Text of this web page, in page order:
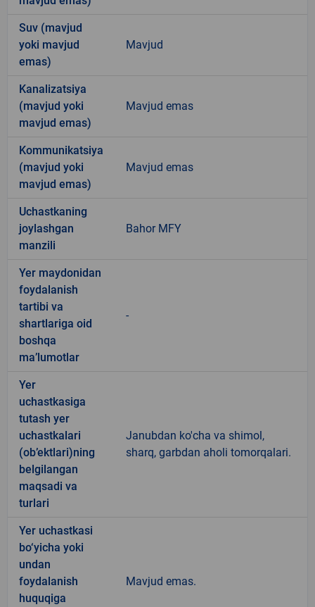
Suv (mavjud
yoki mavjud
emas)
Mavjud
Kanalizatsiya
(mavjud yoki
mavjud emas)
Mavjud emas
Kommunikatsiya
(mavjud yoki
mavjud emas)
Mavjud emas
Uchastkaning
joylashgan
manzili
Bahor MFY
Yer maydonidan
foydalanish
tartibi va
shartlariga oid
boshqa
ma’lumotlar
-
Yer
uchastkasiga
tutash yer
uchastkalari
(ob’ektlari)ning
belgilangan
maqsadi va
turlari
Janubdan ko'cha va shimol,
sharq, garbdan aholi tomorqalari.
Yer uchastkasi
bo‘yicha yoki
undan
foydalanish
huquqiga
Mavjud emas.